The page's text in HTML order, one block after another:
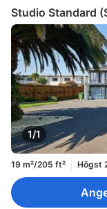
Studio Standard
1/1
19 m²/205 ft² Högst